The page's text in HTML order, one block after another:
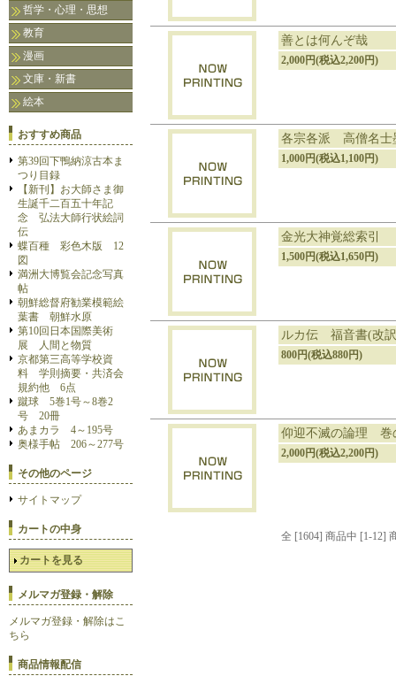
哲学・心理・思想
教育
漫画
文庫・新書
絵本
おすすめ商品
第39回下鴨納涼古本ま
つり目録
【新刊】お大師さま御
生誕千二百五十年記
念 弘法大師行状絵詞
伝
蝶百種 彩色木版 12
図
満洲大博覧会記念写真
帖
朝鮮総督府勧業模範絵
葉書 朝鮮水原
第10回日本国際美術
展 人間と物質
京都第三高等学校資
料 学則摘要・共済会
規約他 6点
蹴球 5巻1号～8巻2
号 20冊
あまカラ 4～195号
奥様手帖 206～277号
その他のページ
サイトマップ
カートの中身
カートを見る
メルマガ登録・解除
メルマガ登録・解除はこ
ちら
商品情報配信
善とは何んぞ哉
2,000円(税込2,200円)
各宗各派 高僧名士
1,000円(税込1,100円)
金光大神覚総索引
1,500円(税込1,650円)
ルカ伝 福音書(改
800円(税込880円)
仰迎不滅の論理 巻
2,000円(税込2,200円)
全 [1604] 商品中 [1-12]